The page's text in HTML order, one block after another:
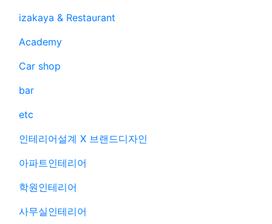
izakaya & Restaurant
Academy
Car shop
bar
etc
인테리어설계 X 브랜드디자인
아파트인테리어
학원인테리어
사무실인테리어